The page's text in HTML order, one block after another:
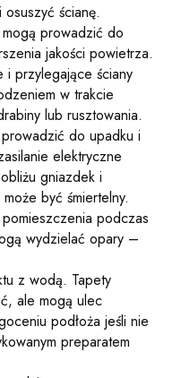
ścianę.
prowadzić do
jakości powietrza.
i przylegające ściany
w trakcie
lub rusztowania.
do upadku i
elektryczne
gniazdek i
być śmiertelny.
podczas
wydzielać opary –
z wodą. Tapety
ale mogą ulec
podłoża jeśli nie
preparatem